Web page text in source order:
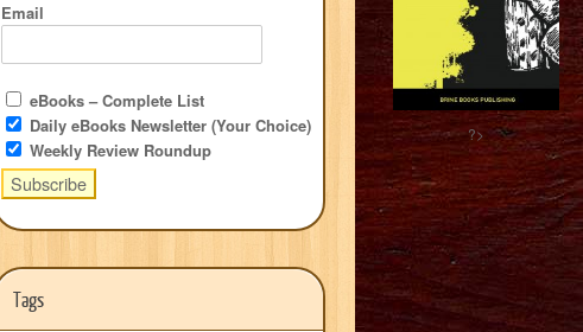
Email
eBooks – Complete List
Daily eBooks Newsletter (Your Choice)
Weekly Review Roundup
Tags
?>